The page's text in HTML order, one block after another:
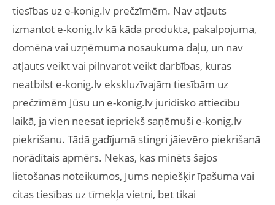
tiesības uz e-konig.lv prečzīmēm. Nav atļauts
izmantot e-konig.lv kā kāda produkta, pakalpojuma,
domēna vai uzņēmuma nosaukuma daļu, un nav
atļauts veikt vai pilnvarot veikt darbības, kuras
neatbilst e-konig.lv ekskluzīvajām tiesībām uz
prečzīmēm Jūsu un e-konig.lv juridisko attiecību
laikā, ja vien neesat iepriekš saņēmuši e-konig.lv
piekrišanu. Tādā gadījumā stingri jāievēro piekrišanā
norādītais apmērs. Nekas, kas minēts šajos
lietošanas noteikumos, Jums nepiešķir īpašuma vai
citas tiesības uz tīmekļa vietni, bet tikai